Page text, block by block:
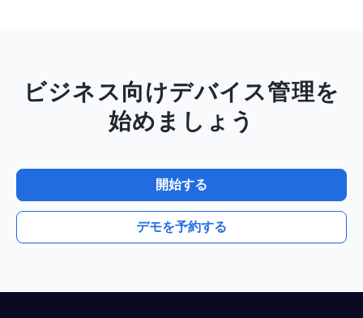
ビジネス向けデバイス管理を
始めましょう
開始する
デモを予約する